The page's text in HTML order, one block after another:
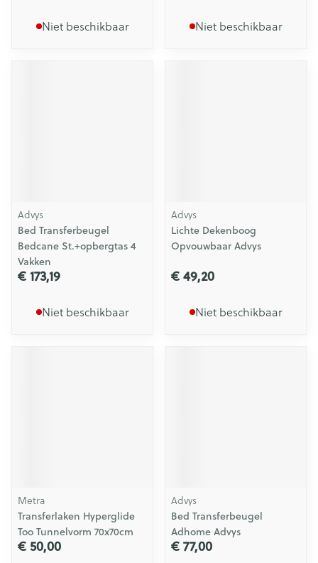
Niet beschikbaar Niet beschikbaar
Advys
Bed Transferbeugel
Bedcane St.+opbergtas 4
Vakken
€ 173,19
Niet beschikbaar
Advys
Lichte Dekenboog
Opvouwbaar Advys
€ 49,20
Niet beschikbaar
Metra
Transferlaken Hyperglide
Too Tunnelvorm 70x70cm
€ 50,00
Advys
Bed Transferbeugel
Adhome Advys
€ 77,00